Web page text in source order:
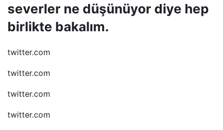
severler ne düşünüyor diye hep
birlikte bakalım.
twitter.com
twitter.com
twitter.com
twitter.com